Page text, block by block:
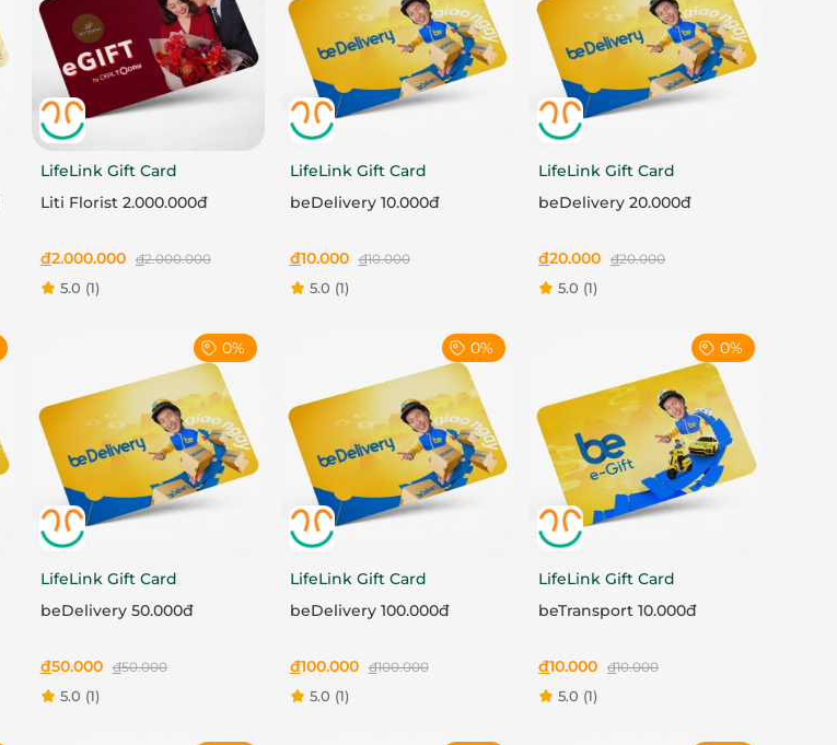
LifeLink Gift Card
Liti Florist 2.000.000đ
đ2.000.000 đ2.000.000
5.0 (1)
LifeLink Gift Card
beDelivery 10.000đ
đ10.000 đ10.000
5.0 (1)
LifeLink Gift Card
beDelivery 20.000đ
đ20.000 đ20.000
5.0 (1)
0%
LifeLink Gift Card
beDelivery 50.000đ
đ50.000 đ50.000
5.0 (1)
0%
LifeLink Gift Card
beDelivery 100.000đ
đ100.000 đ100.000
5.0 (1)
0%
LifeLink Gift Card
beTransport 10.000đ
đ10.000 đ10.000
5.0 (1)